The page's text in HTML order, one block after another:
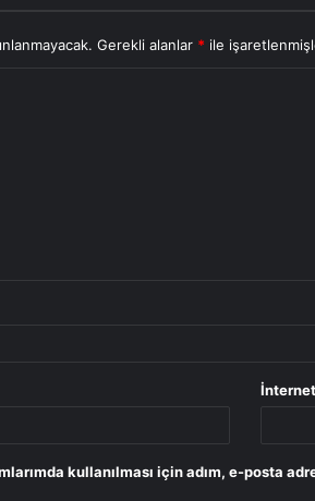
Gerekli alanlar * ile
kullanılması için adım, e-posta